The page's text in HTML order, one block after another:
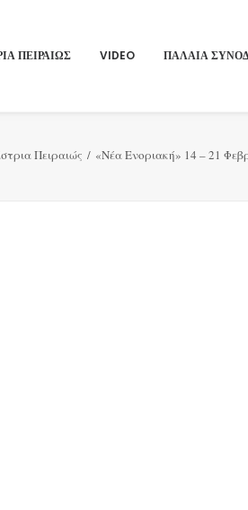
ΠΕΙΡΑΙΏΣ VIDEO ΠΑΛΑΙΑ
Πειραιώς «Νέα Ενοριακή» 14 – 21